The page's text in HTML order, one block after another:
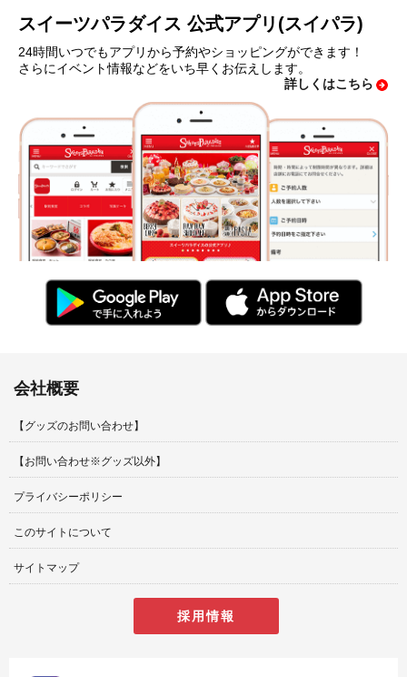
スイーツパラダイス 公式アプリ(スイパラ)
24時間いつでもアプリから予約やショッピングができます！
さらにイベント情報などをいち早くお伝えします。
詳しくはこちら
会社概要
【グッズのお問い合わせ】
【お問い合わせ※グッズ以外】
プライバシーポリシー
このサイトについて
サイトマップ
採用情報